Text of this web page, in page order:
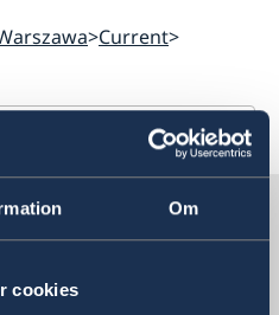
Om
cookies
Current
Warszawa